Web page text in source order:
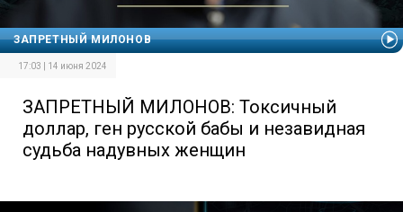
ЗАПРЕТНЫЙ МИЛОНОВ
17:03 | 14 июня 2024
ЗАПРЕТНЫЙ МИЛОНОВ: Токсичный
доллар, ген русской бабы и незавидная
судьба надувных женщин